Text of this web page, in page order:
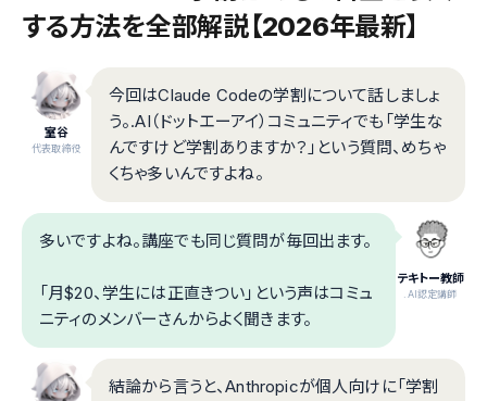
する方法を全部解説【2026年最新】
室谷
代表取締役
今回はClaude Codeの学割について話しましょ
う。.AI（ドットエーアイ）コミュニティでも「学生な
んですけど学割ありますか？」という質問、めちゃ
くちゃ多いんですよね。
テキトー教師
.AI認定講師
多いですよね。講座でも同じ質問が毎回出ます。
「月$20、学生には正直きつい」という声はコミュ
ニティのメンバーさんからよく聞きます。
結論から言うと、Anthropicが個人向けに「学割